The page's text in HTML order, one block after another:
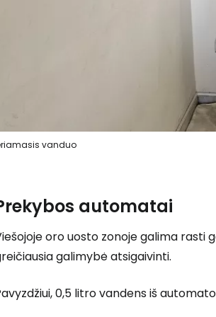
vanduo
automatai
oro uosto zonoje galima rasti
galimybė atsigaivinti.
0,5 litro vandens iš